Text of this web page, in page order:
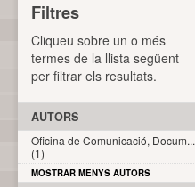
Filtres
Cliqueu sobre un o més
termes de la llista següent
per filtrar els resultats.
AUTORS
Oficina de Comunicació, Docum...
(1)
MOSTRAR MENYS AUTORS